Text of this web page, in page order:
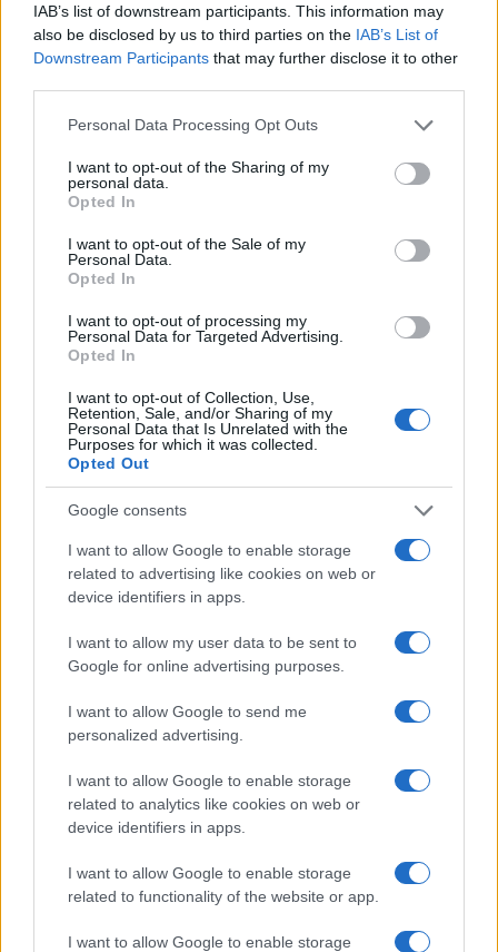
IAB’s list of downstream participants. This information may
also be disclosed by us to third parties on the IAB’s List of
Downstream Participants that may further disclose it to other
Please note that this website/app uses one or more Google
not limited to your visit or usage behaviour. You may click to
grant or deny consent to Google and its third-party tags to
use your data for below specified purposes in below Google
consent section.
Personal Data Processing Opt Outs
I want to opt-out of the Sharing of my
personal data.
Opted In
I want to opt-out of the Sale of my
Personal Data.
Opted In
I want to opt-out of processing my
Personal Data for Targeted Advertising.
Opted In
I want to opt-out of Collection, Use,
Retention, Sale, and/or Sharing of my
Personal Data that Is Unrelated with the
Purposes for which it was collected.
Opted Out
Google consents
I want to allow Google to enable storage
related to advertising like cookies on web or
device identifiers in apps.
I want to allow my user data to be sent to
Google for online advertising purposes.
I want to allow Google to send me
personalized advertising.
I want to allow Google to enable storage
related to analytics like cookies on web or
device identifiers in apps.
I want to allow Google to enable storage
related to functionality of the website or app.
I want to allow Google to enable storage
Continua a leggere
GUIDE SHOPPING
Live shopping: come valutare qualità, prezzo e valore